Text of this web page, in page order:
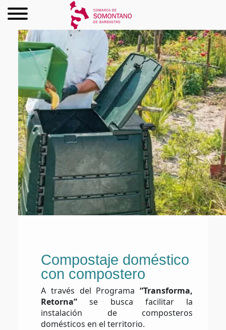
Compostaje doméstico
con compostero
A través del Programa “Transforma,
Retorna” se busca facilitar la
instalación de composteros
domésticos en el territorio.